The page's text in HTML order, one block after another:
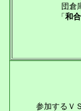
団倉
「 和
参加するＶ